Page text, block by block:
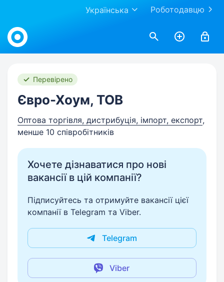
Роботодавцю
Українська
Work.ua
Перевірено
Євро-Хоум, ТОВ
Оптова торгівля, дистрибуція, імпорт, експорт,
менше 10 співробітників
Хочете дізнаватися про нові
вакансії в цій компанії?
Підписуйтесь та отримуйте вакансії цієї
компанії в Telegram та Viber.
Telegram
Viber